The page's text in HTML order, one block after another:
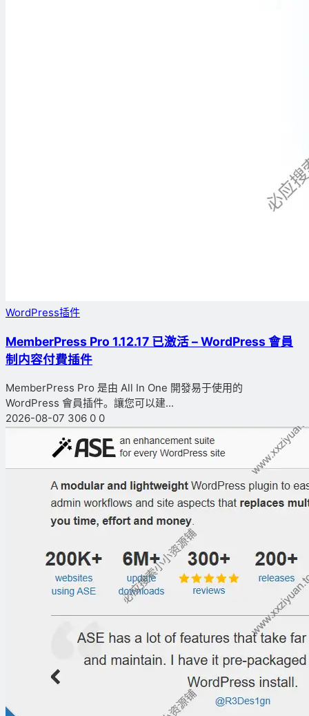
WordPress插件
MemberPress Pro 1.12.17 已激活 – WordPress 會員
制内容付費插件
MemberPress Pro 是由 All In One 開發易于使用的
WordPress 會員插件。讓您可以建...
2026-08-07 306 0 0